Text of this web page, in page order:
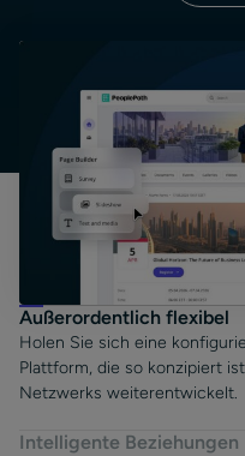
Außerordentlich flexibel
Holen Sie sich eine
Plattform, die so konzipiert
Netzwerks weiterentwickelt.
Intelligente Beziehungen